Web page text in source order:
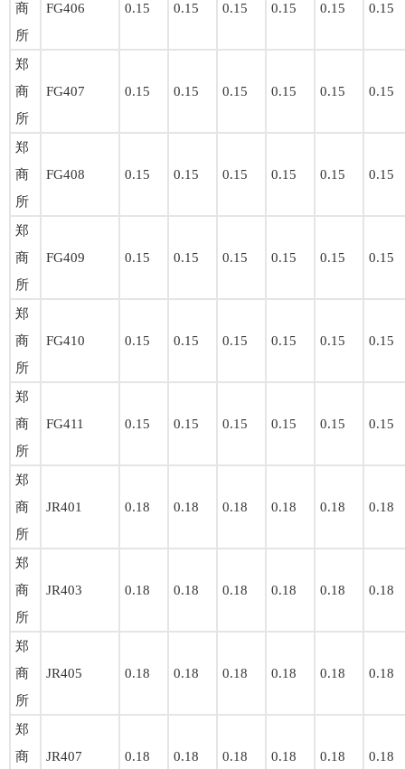
商
所
FG406 0.15 0.15 0.15 0.15 0.15 0.15
郑
商
所
FG407 0.15 0.15 0.15 0.15 0.15 0.15
郑
商
所
FG408 0.15 0.15 0.15 0.15 0.15 0.15
郑
商
所
FG409 0.15 0.15 0.15 0.15 0.15 0.15
郑
商
所
FG410 0.15 0.15 0.15 0.15 0.15 0.15
郑
商
所
FG411 0.15 0.15 0.15 0.15 0.15 0.15
郑
商
所
JR401 0.18 0.18 0.18 0.18 0.18 0.18
郑
商
所
JR403 0.18 0.18 0.18 0.18 0.18 0.18
郑
商
所
JR405 0.18 0.18 0.18 0.18 0.18 0.18
郑
商
JR407 0.18 0.18 0.18 0.18 0.18 0.18